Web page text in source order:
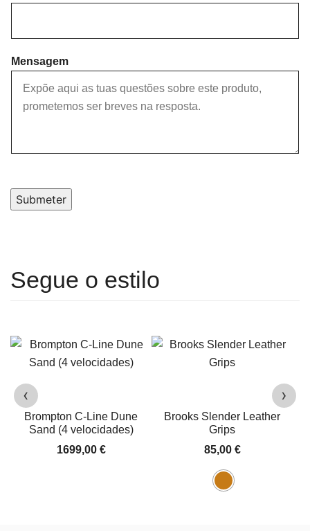
Mensagem
Submeter
‹
Brompton C-Line Dune
Sand (4 velocidades)
1699,00 €
Brooks Slender Leather
Grips
85,00 €
›